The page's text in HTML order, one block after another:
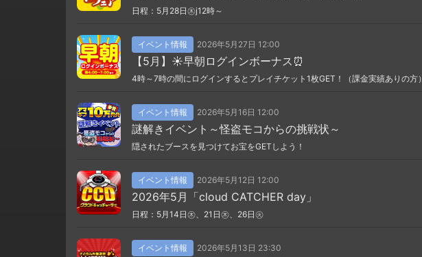
日程：5月28日㊍j12時～
イベント情報 2026年5月27日 12:00
【5月】☀️早朝ログインボーナス⏰
4時～7時の間にログインするとプレイチケット1枚GET！（課金実績ありの方）
イベント情報 2026年5月16日 12:00
謎解きイベント～怪盗モコからの挑戦状～
隠されたブースを見つけてお宝をGETしよう！
イベント情報 2026年5月12日 12:00
2026年5月「cloud CATCHER day」
日程：5月14日㊍、21日㊍、26日㊋
イベント情報 2026年5月13日 23:30